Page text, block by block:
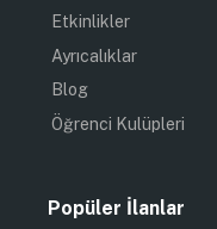
Etkinlikler
Ayrıcalıklar
Blog
Öğrenci Kulüpleri
Popüler İlanlar